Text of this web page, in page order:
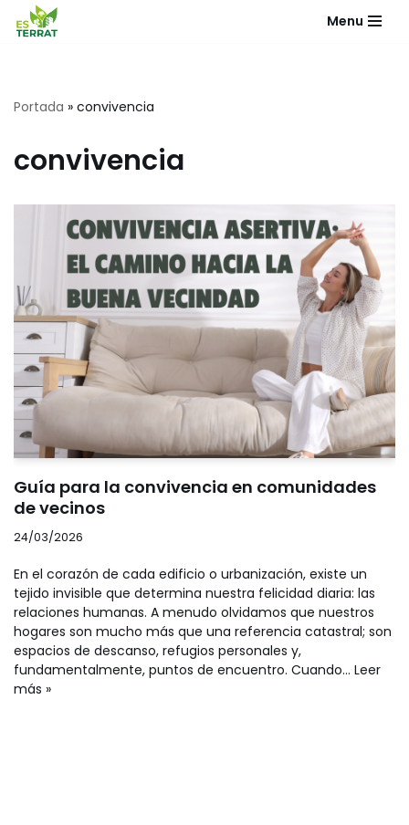
Menu
Portada » convivencia
convivencia
Guía para la convivencia en comunidades
de vecinos
24/03/2026
En el corazón de cada edificio o urbanización, existe un
tejido invisible que determina nuestra felicidad diaria: las
relaciones humanas. A menudo olvidamos que nuestros
hogares son mucho más que una referencia catastral; son
espacios de descanso, refugios personales y,
fundamentalmente, puntos de encuentro. Cuando… Leer
más »